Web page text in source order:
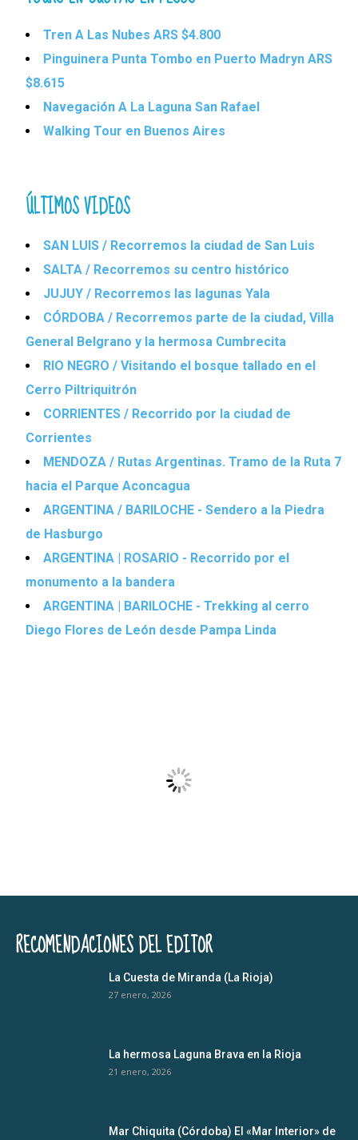
Tren A Las Nubes ARS $4.800
Pinguinera Punta Tombo en Puerto Madryn ARS
$8.615
Navegación A La Laguna San Rafael
Walking Tour en Buenos Aires
ÚLTIMOS VIDEOS
SAN LUIS / Recorremos la ciudad de San Luis
SALTA / Recorremos su centro histórico
JUJUY / Recorremos las lagunas Yala
CÓRDOBA / Recorremos parte de la ciudad, Villa
General Belgrano y la hermosa Cumbrecita
RIO NEGRO / Visitando el bosque tallado en el
Cerro Piltriquitrón
CORRIENTES / Recorrido por la ciudad de
Corrientes
MENDOZA / Rutas Argentinas. Tramo de la Ruta 7
hacia el Parque Aconcagua
ARGENTINA / BARILOCHE - Sendero a la Piedra
de Hasburgo
ARGENTINA | ROSARIO - Recorrido por el
monumento a la bandera
ARGENTINA | BARILOCHE - Trekking al cerro
Diego Flores de León desde Pampa Linda
RECOMENDACIONES DEL EDITOR
La Cuesta de Miranda (La Rioja)
27 enero, 2026
La hermosa Laguna Brava en la Rioja
21 enero, 2026
Mar Chiquita (Córdoba) El «Mar Interior» de